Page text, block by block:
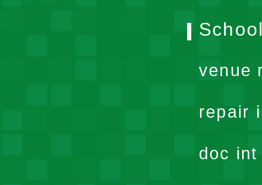
venue
repair
doc